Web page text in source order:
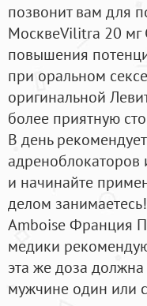
позвонит вам для
МосквеVilitra 20 мг
повышения
при оральном
оригинальной
более приятную
В день
адреноблокаторов
и начинайте
делом
Amboise Франция
медики
эта же доза
мужчине один или